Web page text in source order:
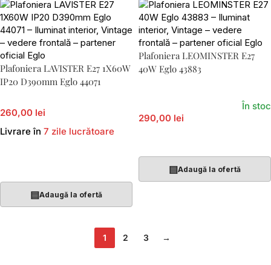
Plafoniera LAVISTER E27 1X60W
IP20 D390mm Eglo 44071
260,00 lei
Livrare în 7 zile lucrătoare
▤Adaugă la ofertă
Plafoniera LEOMINSTER E27
40W Eglo 43883
290,00 lei
În stoc
▤Adaugă la ofertă
1 2 3 →